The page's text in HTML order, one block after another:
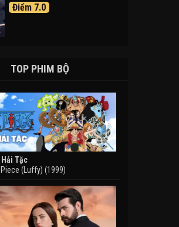
Điểm 7.0
TOP PHIM BỘ
Tặc
(Luffy) (1999)